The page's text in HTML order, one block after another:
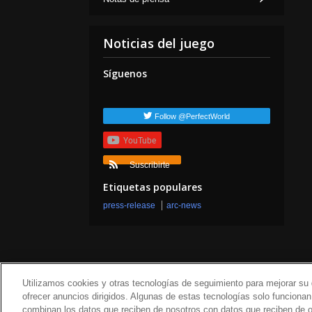
Noticias del juego
Síguenos
Follow @PerfectWorld
YouTube
Suscribirte
Etiquetas populares
press-release arc-news
Sobre nosotros
Utilizamos cookies y otras tecnologías de seguimiento para mejorar
ofrecer anuncios dirigidos. Algunas de estas tecnologías solo
combinan los datos que reciben de nosotros con datos que reciben